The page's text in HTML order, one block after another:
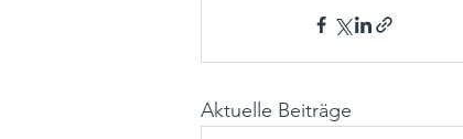
Aktuelle Beiträge